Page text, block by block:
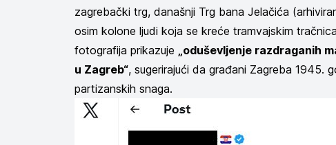
zagrebački trg, današnji Trg bana Jelačića
osim kolone ljudi koja se kreće tramvajskim
fotografija prikazuje „oduševljenje razdraganih
u Zagreb“, sugerirajući da građani Zagreba 1945.
partizanskih snaga.